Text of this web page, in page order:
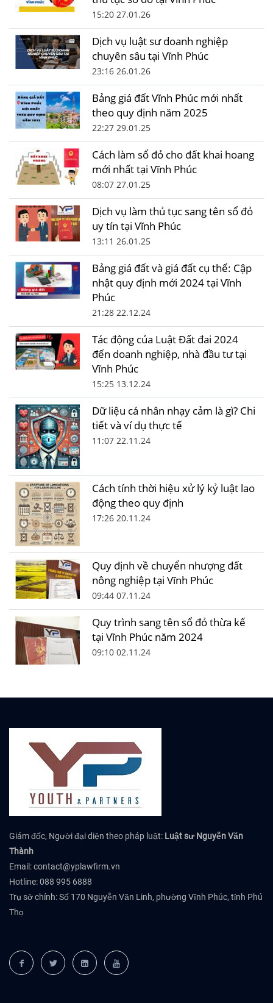
15:20 27.01.26
Dịch vụ luật sư doanh nghiệp
chuyên sâu tại Vĩnh Phúc
23:16 26.01.26
Bảng giá đất Vĩnh Phúc mới nhất
theo quy định năm 2025
22:27 29.01.25
Cách làm sổ đỏ cho đất khai hoang
mới nhất tại Vĩnh Phúc
08:07 27.01.25
Dịch vụ làm thủ tục sang tên sổ đỏ
uy tín tại Vĩnh Phúc
13:11 26.01.25
Bảng giá đất và giá đất cụ thể: Cập
nhật quy định mới 2024 tại Vĩnh
Phúc
21:28 22.12.24
Tác động của Luật Đất đai 2024
đến doanh nghiệp, nhà đầu tư tại
Vĩnh Phúc
15:25 13.12.24
Dữ liệu cá nhân nhạy cảm là gì? Chi
tiết và ví dụ thực tế
11:07 22.11.24
Cách tính thời hiệu xử lý kỷ luật lao
động theo quy định
17:26 20.11.24
Quy định về chuyển nhượng đất
nông nghiệp tại Vĩnh Phúc
09:44 07.11.24
Quy trình sang tên sổ đỏ thừa kế
tại Vĩnh Phúc năm 2024
09:10 02.11.24
Giám đốc, Người đại diện theo pháp luật: Luật sư Nguyễn Văn
Thành
Email:contact@yplawfirm.vn
Hotline: 088 995 6888
Trụ sở chính: Số 170 Nguyễn Văn Linh, phường Vĩnh Phúc, tỉnh Phú
Thọ